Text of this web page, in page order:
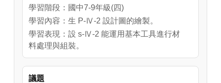
學習階段：國中7-9年級(四)
學習內容：生 P-Ⅳ-2 設計圖的繪製。
學習表現：設 s-Ⅳ-2 能運用基本工具進行材
料處理與組裝。
議題